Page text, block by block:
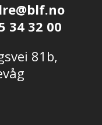
34 32 00
81b,